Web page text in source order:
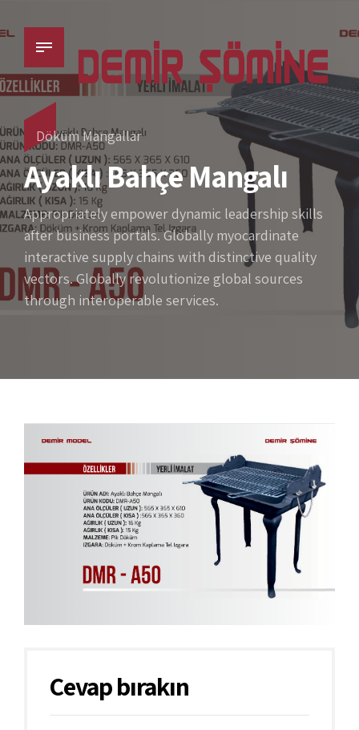
Döküm Mangallar
Ayaklı Bahçe Mangalı
Appropriately empower dynamic leadership skills
after business portals. Globally myocardinate
interactive supply chains with distinctive quality
vectors. Globally revolutionize global sources
through interoperable services.
Cevap bırakın